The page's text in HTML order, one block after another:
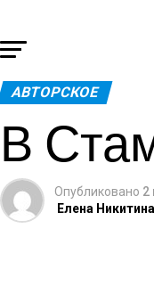
АВТОРСКОЕ
В
Опубликовано 2
Елена Никитина